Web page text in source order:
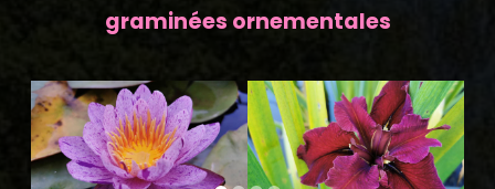
graminées ornementales
Previous Next